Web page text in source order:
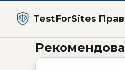
TestForSites